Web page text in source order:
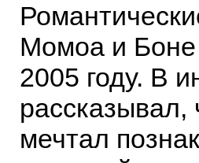
Момоа и
2005 году. В
рассказывал,
мечтал